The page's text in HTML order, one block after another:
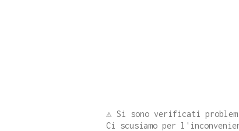
⚠️ Si sono verificati
Ci scusiamo per